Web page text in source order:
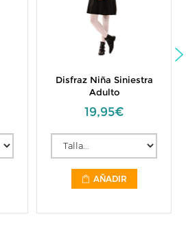
Disfraz Niña Siniestra
Adulto
19,95€
AÑADIR